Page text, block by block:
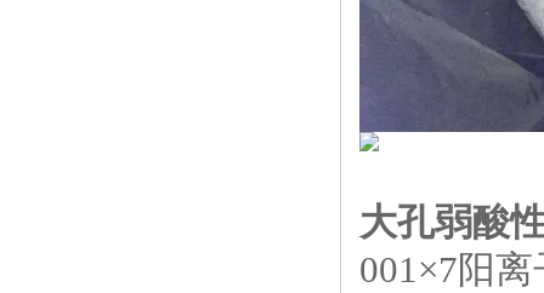
大孔弱酸
001×7阳